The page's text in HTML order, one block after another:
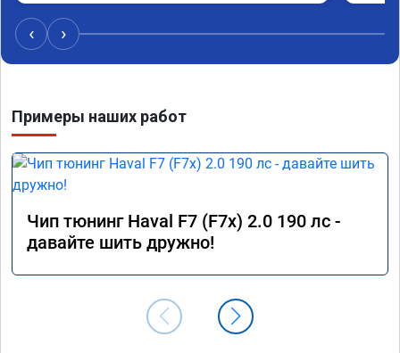
рекомендую данных ребят.
Плюс
‹ ›
Примеры наших работ
Чип тюнинг Haval F7 (F7x) 2.0 190 лс -
давайте шить дружно!